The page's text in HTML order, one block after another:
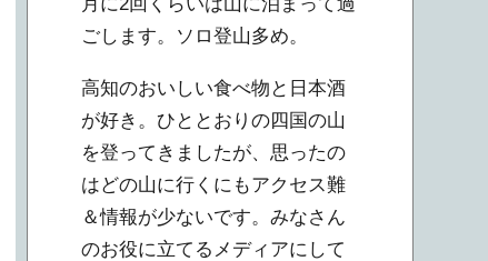
月に2回くらいは山に泊まって過
ごします。ソロ登山多め。
高知のおいしい食べ物と日本酒
が好き。ひととおりの四国の山
を登ってきましたが、思ったの
はどの山に行くにもアクセス難
＆情報が少ないです。みなさん
のお役に立てるメディアにして